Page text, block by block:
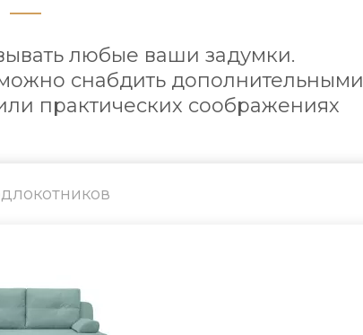
любые ваши задумки.
снабдить дополнительными
практических соображениях